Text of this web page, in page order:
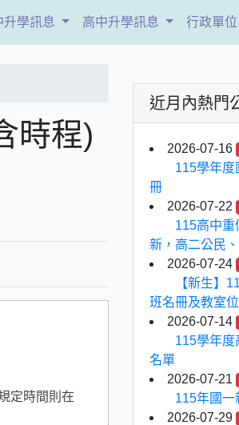
升學訊息 高中升學訊息 行政單位
時程)
定時間則在
近月內熱門
2026-07-16
115學年度
冊
2026-07-22
115高中重
新，高二公民
2026-07-24
【新生】
班名冊及教室
2026-07-14
115學年度
名單
2026-07-21
115年國一
2026-07-29